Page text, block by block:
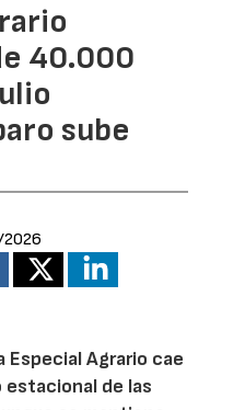
40.000
sube
Especial Agrario cae
de las